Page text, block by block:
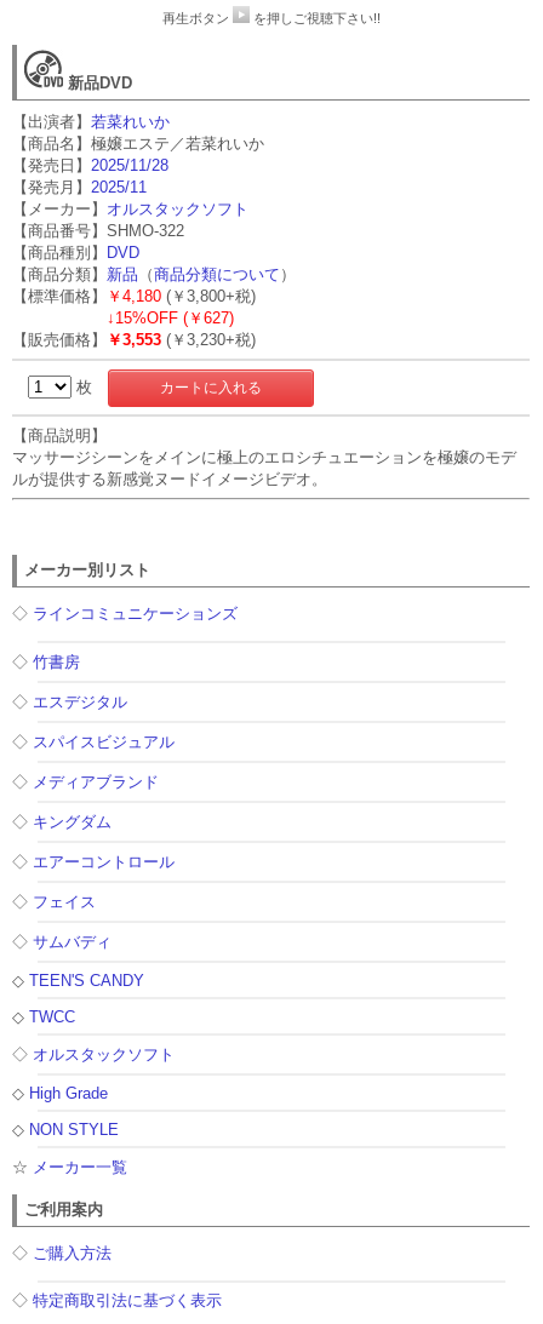
再生ボタン を押しご視聴下さい!!
新品DVD
【出演者】若菜れいか
【商品名】極嬢エステ／若菜れいか
【発売日】 2025/11/28
【発売月】 2025/11
【メーカー】 オルスタックソフト
【商品番号】SHMO-322
【商品種別】 DVD
【商品分類】 新品 （商品分類について ）
【標準価格】
￥4,180 (￥3,800+税)
↓ 15%OFF (￥627)
【販売価格】
￥3,553 (￥3,230+税)
枚
【商品説明】
マッサージシーンをメインに極上のエロシチュエーションを極嬢のモデ
ルが提供する新感覚ヌードイメージビデオ。
メーカー別リスト
◇ ラインコミュニケーションズ
◇竹書房
◇ エスデジタル
◇ スパイスビジュアル
◇ メディアブランド
◇ キングダム
◇ エアーコントロール
◇ フェイス
◇サムバディ
◇TEEN'S CANDY
◇TWCC
◇ オルスタックソフト
◇ High Grade
◇ NON STYLE
☆ メーカー一覧
ご利用案内
◇ ご購入方法
◇特定商取引法に基づく表示